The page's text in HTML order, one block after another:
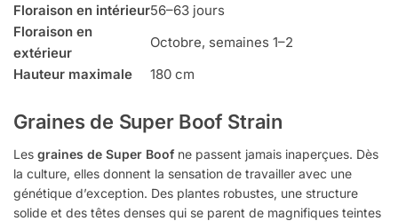
Floraison en intérieur56–63 jours
Floraison en
extérieur
Octobre, semaines 1–2
Hauteur maximale
180 cm
Graines de Super Boof Strain
Les graines de Super Boof ne passent jamais inaperçues. Dès
la culture, elles donnent la sensation de travailler avec une
génétique d’exception. Des plantes robustes, une structure
solide et des têtes denses qui se parent de magnifiques teintes